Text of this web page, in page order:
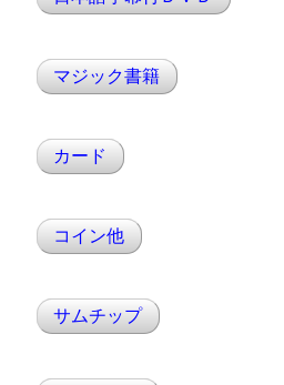
マジック書籍
カード
コイン他
サムチップ